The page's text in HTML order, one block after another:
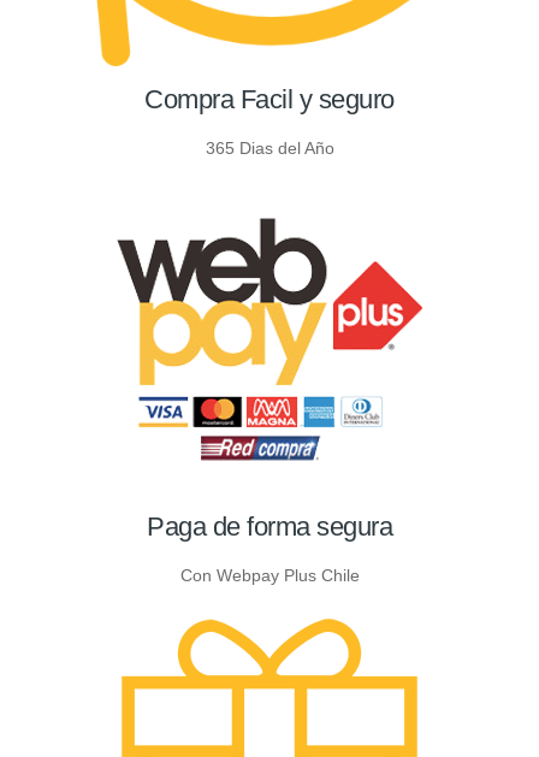
Compra Facil y seguro
365 Dias del Año
Paga de forma segura
Con Webpay Plus Chile